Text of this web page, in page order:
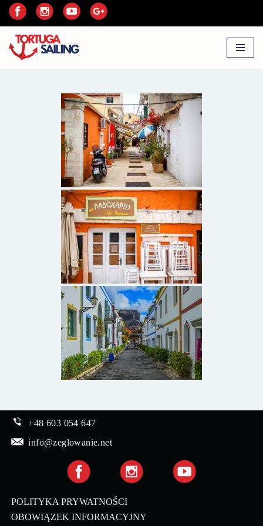
do
treści
+48 603 054 647
info@zeglowanie.net
POLITYKA PRYWATNOŚCI
OBOWIĄZEK INFORMACYJNY